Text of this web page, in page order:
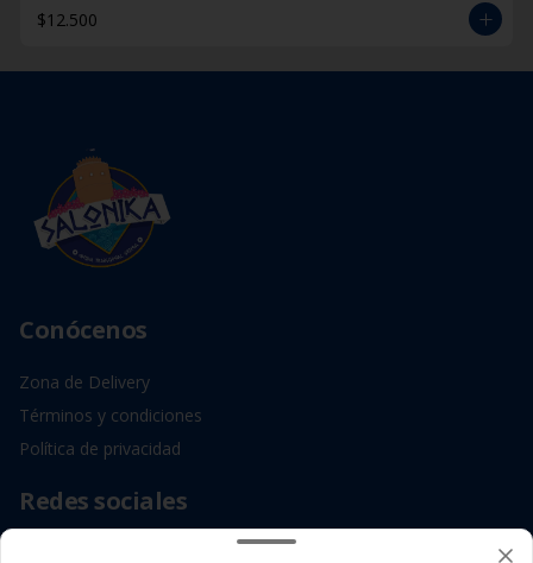
$12.500
Conócenos
Zona de Delivery
Términos y condiciones
Política de privacidad
Redes sociales